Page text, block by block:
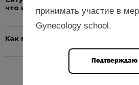
что изменилось?
Как мифы о грудном
принимать участие в
Gynecology school.
Подтверждаю